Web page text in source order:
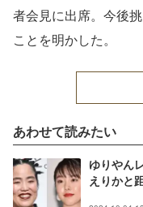
者会見に出席。今後
ことを明かした。
あわせて読みたい
ゆりやん
えりかと